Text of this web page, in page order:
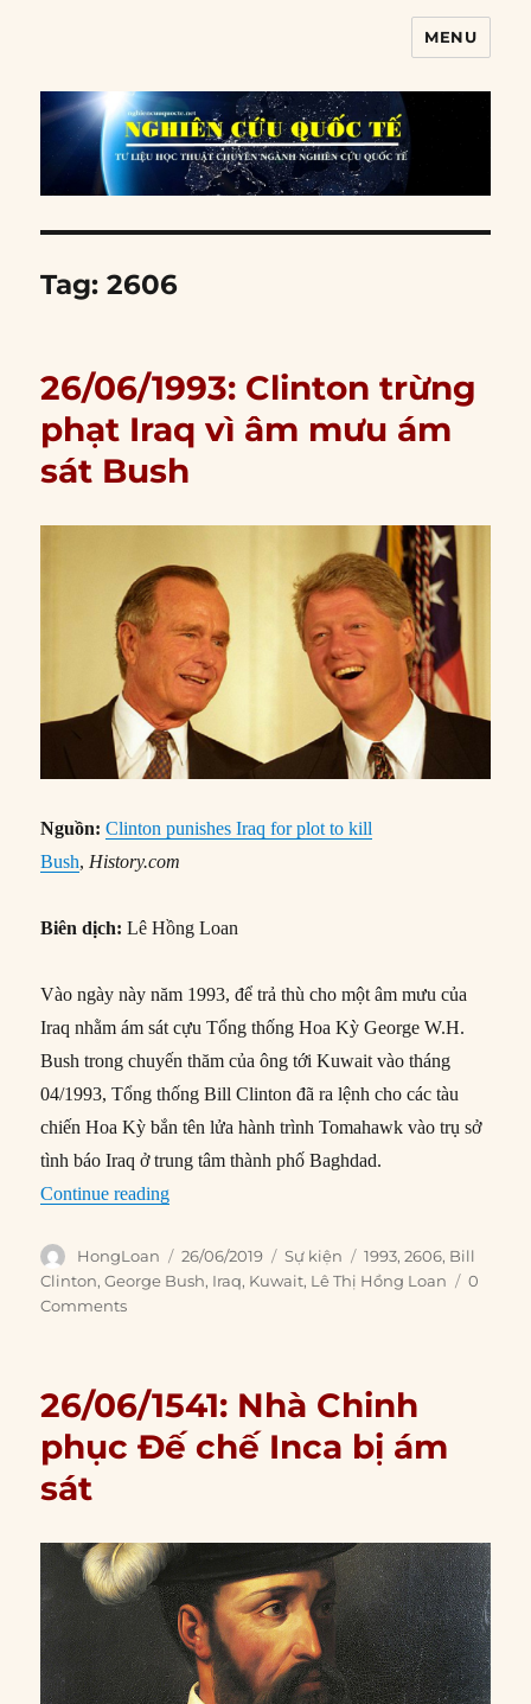
MENU
Tag:2606
26/06/1993: Clinton trừng
phạt Iraq vì âm mưu ám
sát Bush
Nguồn: Clinton punishes Iraq for plot to kill
Bush, History.com
Biên dịch: Lê Hồng Loan
Vào ngày này năm 1993, để trả thù cho một âm mưu của
Iraq nhằm ám sát cựu Tổng thống Hoa Kỳ George W.H.
Bush trong chuyến thăm của ông tới Kuwait vào tháng
04/1993, Tổng thống Bill Clinton đã ra lệnh cho các tàu
chiến Hoa Kỳ bắn tên lửa hành trình Tomahawk vào trụ sở
tình báo Iraq ở trung tâm thành phố Baghdad.
Continue reading“26/06/1993: Clinton trừng phạt Iraq vì âm mưu
Author
HongLoan
Posted
on
26/06/2019 Categories
Sự kiện Tags
1993,2606, Bill
Clinton,George Bush, Iraq, Kuwait, Lê Thị Hồng Loan
0
Comments
26/06/1541: Nhà Chinh
phục Đế chế Inca bị ám
sát